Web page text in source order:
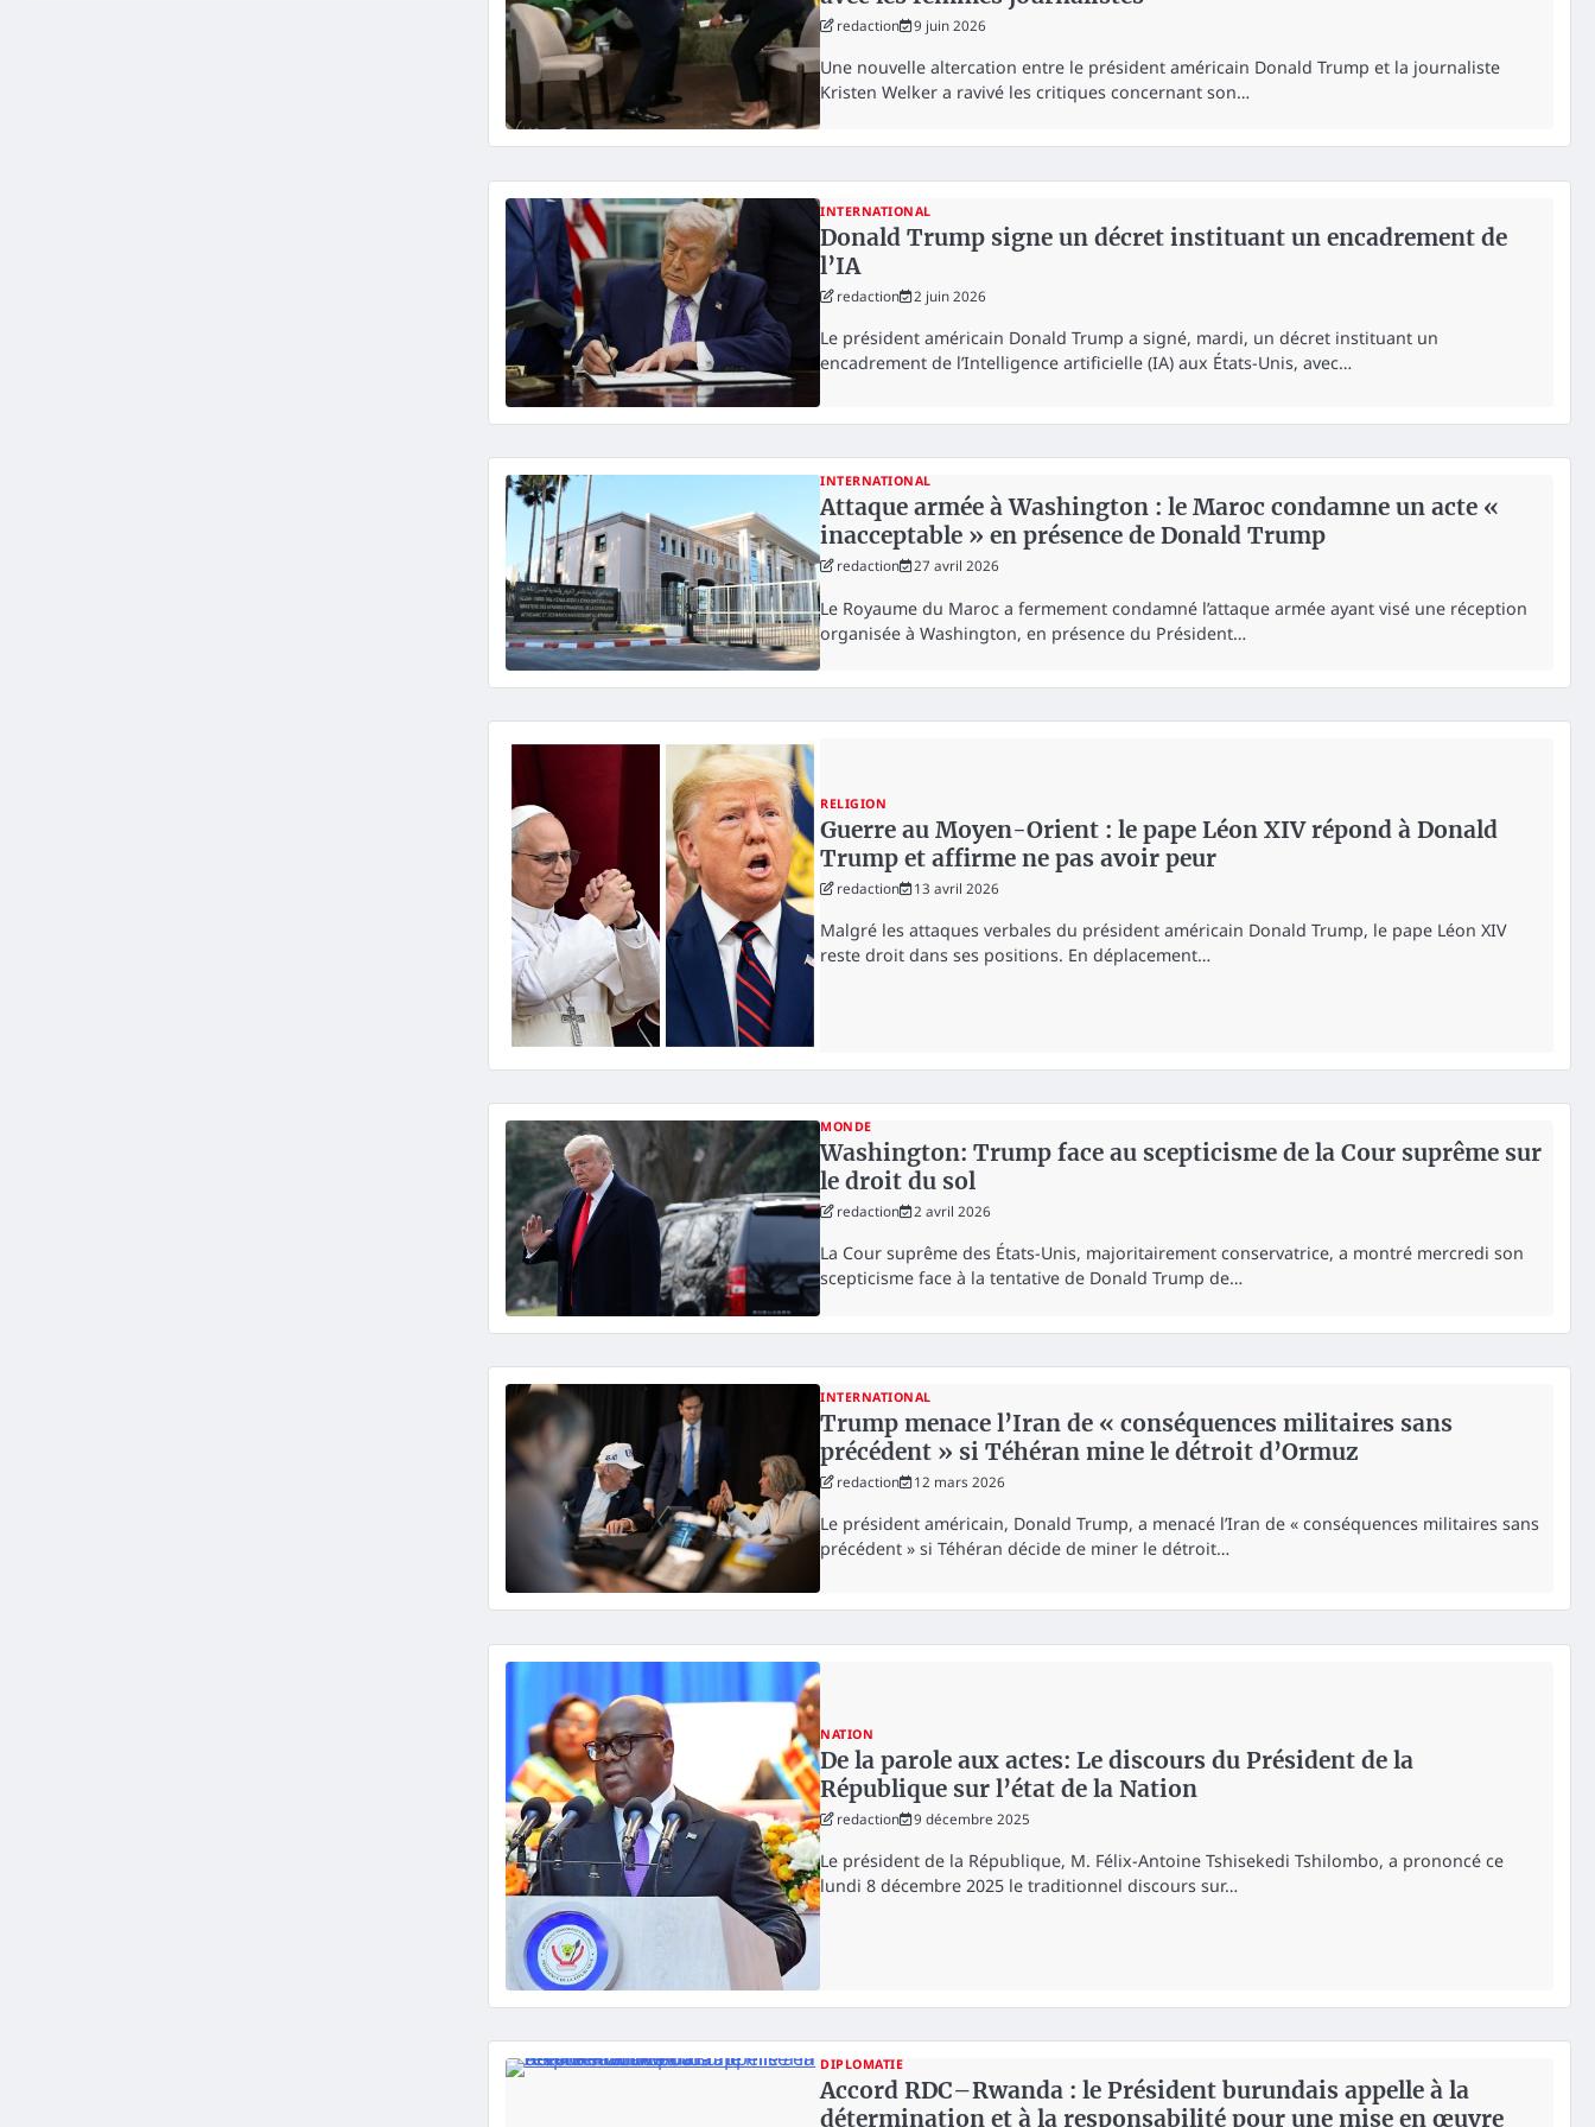
redaction 9 juin 2026
Une nouvelle altercation entre le président américain Donald Trump et la journaliste
Kristen Welker a ravivé les critiques concernant son…
INTERNATIONAL
Donald Trump signe un décret instituant un encadrement de
l’IA
redaction 2 juin 2026
Le président américain Donald Trump a signé, mardi, un décret instituant un
encadrement de l’Intelligence artificielle (IA) aux États-Unis, avec…
INTERNATIONAL
Attaque armée à Washington : le Maroc condamne un acte «
inacceptable » en présence de Donald Trump
redaction 27 avril 2026
Le Royaume du Maroc a fermement condamné l’attaque armée ayant visé une réception
organisée à Washington, en présence du Président…
RELIGION
Guerre au Moyen-Orient : le pape Léon XIV répond à Donald
Trump et affirme ne pas avoir peur
redaction 13 avril 2026
Malgré les attaques verbales du président américain Donald Trump, le pape Léon XIV
reste droit dans ses positions. En déplacement…
MONDE
Washington: Trump face au scepticisme de la Cour suprême sur
le droit du sol
redaction 2 avril 2026
La Cour suprême des États-Unis, majoritairement conservatrice, a montré mercredi son
scepticisme face à la tentative de Donald Trump de…
INTERNATIONAL
Trump menace l’Iran de « conséquences militaires sans
précédent » si Téhéran mine le détroit d’Ormuz
redaction 12 mars 2026
Le président américain, Donald Trump, a menacé l’Iran de « conséquences militaires sans
précédent » si Téhéran décide de miner le détroit…
NATION
De la parole aux actes: Le discours du Président de la
République sur l’état de la Nation
redaction 9 décembre 2025
Le président de la République, M. Félix-Antoine Tshisekedi Tshilombo, a prononcé ce
lundi 8 décembre 2025 le traditionnel discours sur…
DIPLOMATIE
Accord RDC–Rwanda : le Président burundais appelle à la
détermination et à la responsabilité pour une mise en œuvre